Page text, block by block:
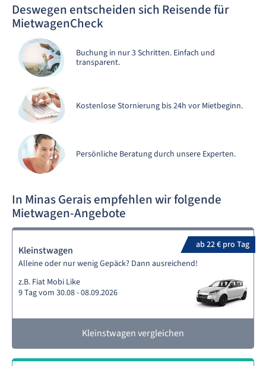
Deswegen entscheiden sich Reisende für
MietwagenCheck
Buchung in nur 3 Schritten. Einfach und
transparent.
Kostenlose Stornierung bis 24h vor Mietbeginn.
Persönliche Beratung durch unsere Experten.
In Minas Gerais empfehlen wir folgende
Mietwagen-Angebote
ab 22 € pro Tag
Kleinstwagen
Alleine oder nur wenig Gepäck? Dann ausreichend!
z.B. Fiat Mobi Like
9 Tag vom 30.08 - 08.09.2026
Kleinstwagen vergleichen